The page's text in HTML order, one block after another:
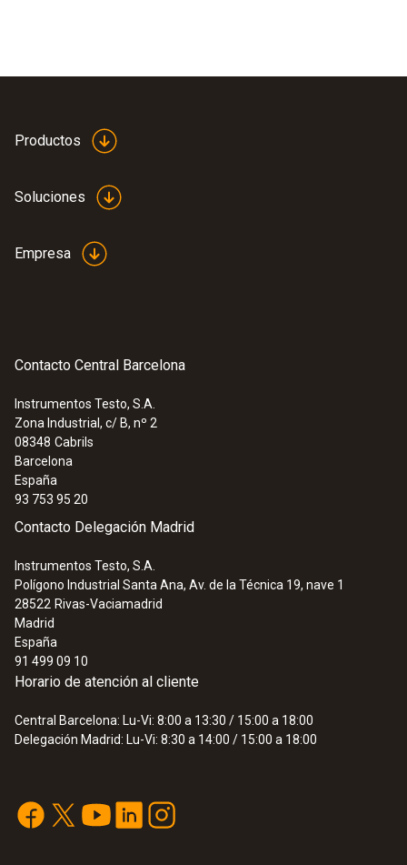
Productos
Soluciones
Empresa
Contacto Central Barcelona
Instrumentos Testo, S.A.
Zona Industrial, c/ B, nº 2
08348 Cabrils
Barcelona
España
93 753 95 20
Contacto Delegación Madrid
Instrumentos Testo, S.A.
Polígono Industrial Santa Ana, Av. de la Técnica 19, nave 1
28522 Rivas-Vaciamadrid
Madrid
España
91 499 09 10
Horario de atención al cliente
Central Barcelona: Lu-Vi: 8:00 a 13:30 / 15:00 a 18:00
Delegación Madrid: Lu-Vi: 8:30 a 14:00 / 15:00 a 18:00